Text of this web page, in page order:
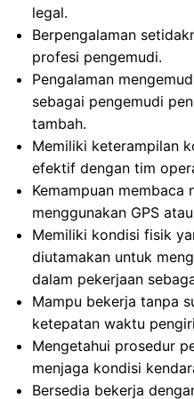
legal.
Berpengalaman
profesi pengemudi.
Pengalaman
sebagai pengemudi
tambah.
Memiliki keterampilan
efektif dengan tim
Kemampuan membaca
menggunakan GPS
Memiliki kondisi fisik
diutamakan untuk
dalam pekerjaan
Mampu bekerja tanpa
ketepatan waktu
Mengetahui prosedur
menjaga kondisi
Bersedia bekerja